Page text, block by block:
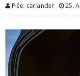
Piše: carlander , 25.